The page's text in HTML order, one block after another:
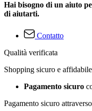
Hai bisogno di un aiuto
di aiutarti.
Contatto
Qualità verificata
Shopping sicuro e affidabile
Pagamento sicuro
Pagamento sicuro attraverso